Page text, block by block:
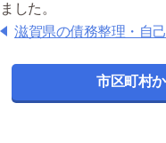
ました。
滋賀県の債務整理・自
市区町村